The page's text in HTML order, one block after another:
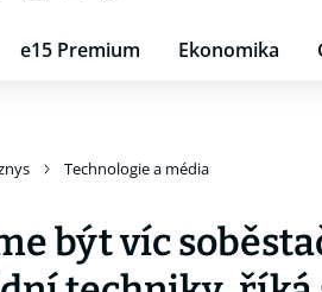
e15 Premium Ekonomika
Technologie a média
být víc